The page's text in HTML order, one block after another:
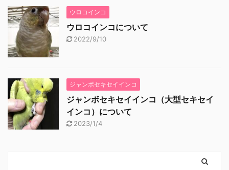
ウロコインコ
ウロコインコについて
2022/9/10
ジャンボセキセイインコ
ジャンボセキセイインコ（大型セキセイ
インコ）について
2023/1/4